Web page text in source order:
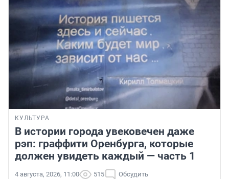
КУЛЬТУРА
В истории города увековечен даже
рэп: граффити Оренбурга, которые
должен увидеть каждый — часть 1
4 августа, 2026, 11:00 515 Обсудить